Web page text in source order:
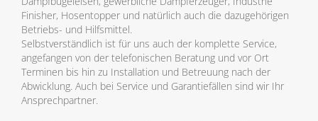
Finisher, Hosentopper und natürlich auch die dazugehörigen
Betriebs- und Hilfsmittel.
Selbstverständlich ist für uns auch der komplette Service,
angefangen von der telefonischen Beratung und vor Ort
Terminen bis hin zu Installation und Betreuung nach der
Abwicklung. Auch bei Service und Garantiefällen sind wir Ihr
Ansprechpartner.